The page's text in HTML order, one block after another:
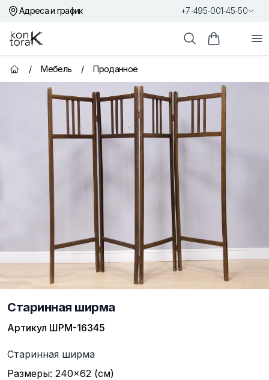
Адреса и график +7-495-001-45-50
Контора К
ПоискКорзина
Главная страница
/ Мебель / Проданное
Старинная ширма
Артикул ШРМ-16345
Описание
Старинная ширма
Размеры: 240×62 (см)